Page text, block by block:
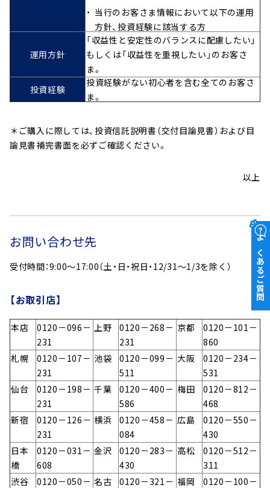
当行のお客さま情報において以下の運用
方針、投資経験に該当する方
運用方針
「収益性と安定性のバランスに配慮したい」
もしくは「収益性を重視したい」のお客さ
ま。
投資経験
投資経験がない初心者を含む全てのお客さ
ま。
＊ご購入に際しては、投資信託説明書（交付目論見書）および目
論見書補完書面を必ずご確認ください。
以上
お問い合わせ先
受付時間：9:00～17:00（土・日・祝日・12/31～1/3を除く）
【お取引店】
本店
0120－096－
231
上野
0120－268－
231
京都
0120－101－
860
札幌
0120－107－
231
池袋
0120－099－
511
大阪
0120－234－
531
仙台
0120－198－
231
千葉
0120－400－
586
梅田
0120－812－
468
新宿
0120－126－
231
横浜
0120－458－
084
広島
0120－550－
430
日本
橋
0120－031－
608
金沢
0120－283－
430
高松
0120－512－
311
渋谷
0120－050－ 名古
0120－321－ 福岡
0120－100－
よくあるご質問